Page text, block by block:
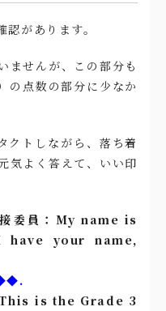
があります。
ませんが、この部分も
の点数の部分に少なか
クトしながら、落ち着
気よく答えて、いい印
委員：My name is
your name,
is the Grade 3